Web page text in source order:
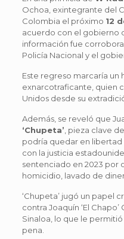
Ochoa, exintegrante del
Colombia el próximo 12
acuerdo con el gobierno
información fue
Policía Nacional y el
Este regreso marcaría un
exnarcotraficante, quien
Unidos desde su
Además, se reveló que
‘Chupeta’ , pieza clave
podría quedar en
con la justicia
sentenciado en 2023 por
homicidio, lavado de
‘Chupeta’ jugó un papel
contra Joaquín ‘El
Sinaloa, lo que le
pena.